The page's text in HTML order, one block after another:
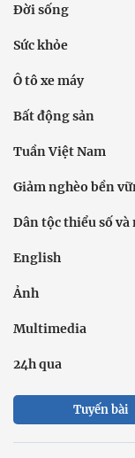
Đời sống
Sức khỏe
Ô tô xe máy
Bất động sản
Tuần Việt Nam
Giảm nghèo bền
Dân tộc thiểu số
English
Ảnh
Multimedia
24h qua
Tuyến bài